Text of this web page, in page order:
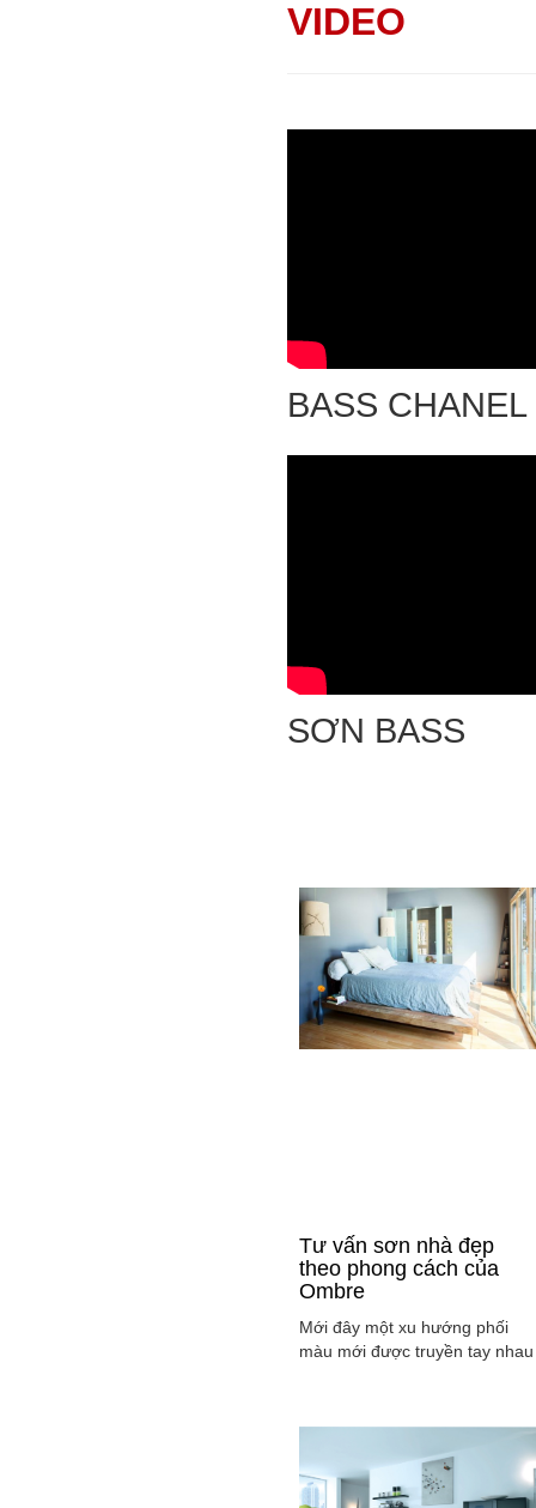
VIDEO
BASS CHANEL
SƠN BASS
Tư vấn sơn nhà đẹp
theo phong cách của
Ombre
Mới đây một xu hướng phối
màu mới được truyền tay nhau
Ombre, cách phối màu sắc tinh
tế sao cho màu sắc chuyển
từ tông nhạt sang đậm, từ
sang tối hay ngược lại. Cùng